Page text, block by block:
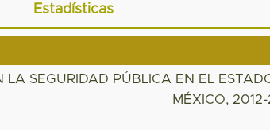
Estadísticas
LA SEGURIDAD PÚBLICA EN EL
MÉXICO,